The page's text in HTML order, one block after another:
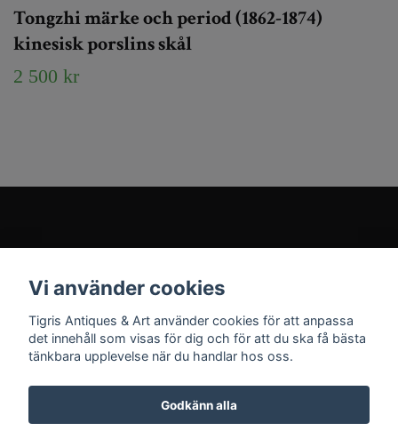
Tongzhi märke och period (1862-1874)
kinesisk porslins skål
2 500 kr
Sociala medier
Vi använder cookies
Tigris Antiques & Art använder cookies för att anpassa
det innehåll som visas för dig och för att du ska få bästa
tänkbara upplevelse när du handlar hos oss.
Godkänn alla